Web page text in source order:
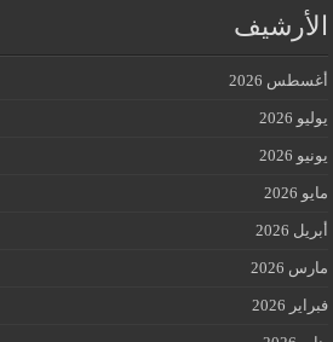
الأرشيف
أغسطس 2026
يوليو 2026
يونيو 2026
مايو 2026
أبريل 2026
مارس 2026
فبراير 2026